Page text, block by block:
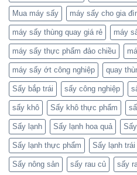
Mua máy sấy máy sấy cho gia
máy sấy thùng quay giá rẻ máy
máy sấy thực phẩm đảo chiều
máy sấy ớt công nghiệp quay
Sấy bắp trái sấy công nghiệp
sấy khô Sấy khô thực phẩm
Sấy lạnh Sấy lạnh hoa quả
Sấy lạnh thực phẩm Sấy lạnh
Sấy nông sản sấy rau củ sấy